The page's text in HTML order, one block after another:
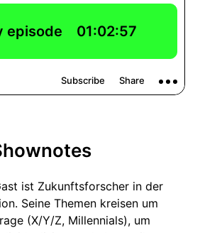
ist Zukunftsforscher in der
Seine Themen kreisen um
(X/Y/Z, Millennials), um